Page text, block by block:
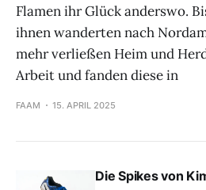
Flamen ihr Glück anderswo.
ihnen wanderten nach
mehr verließen Heim und
Arbeit und fanden diese in
FAAM 15. APRIL 2025
Die Spikes von